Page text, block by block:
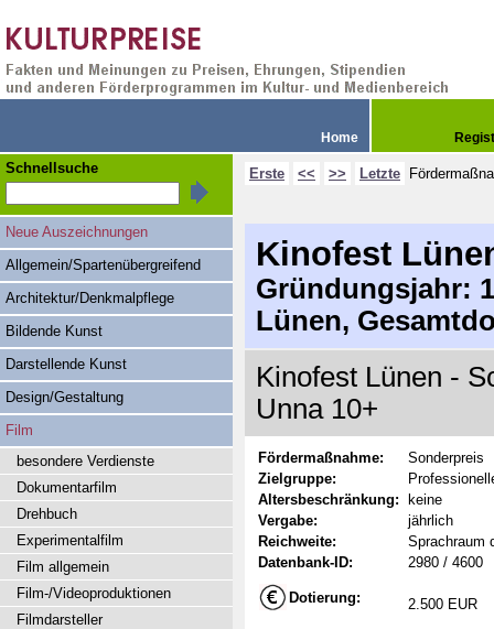
Home
Erste << >> Letzte
Kinofest
Gründungsjahr:
Lünen,
Kinofest Lünen -
Unna 10+
Fördermaßnahme:
Sonderpreis
Zielgruppe:
Altersbeschränkung:
keine
Vergabe:
jährlich
Reichweite:
Sprachraum
Datenbank-ID:
2980 / 4600
Dotierung: 2.500 EUR
Schnellsuche
Neue Auszeichnungen
Allgemein/Spartenübergreifend
Architektur/Denkmalpflege
Bildende Kunst
Darstellende Kunst
Design/Gestaltung
Film
besondere Verdienste
Dokumentarfilm
Drehbuch
Experimentalfilm
Film allgemein
Film-/Videoproduktionen
Filmdarsteller